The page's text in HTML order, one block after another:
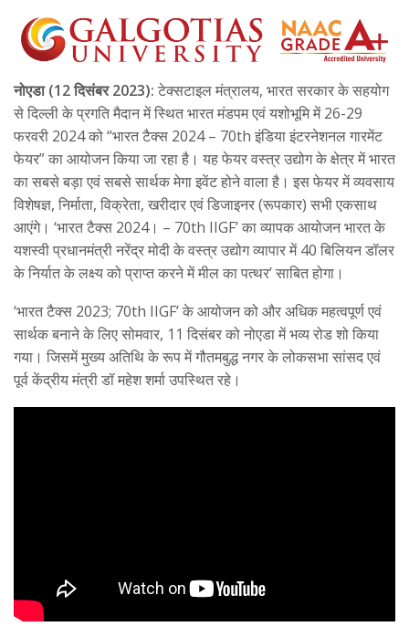
नोएडा (12 दिसंबर 2023): टेक्सटाइल मंत्रालय, भारत सरकार के सहयोग
से दिल्ली के प्रगति मैदान में स्थित भारत मंडपम एवं यशोभूमि में 26-29
फरवरी 2024 को “भारत टैक्स 2024 – 70th इंडिया इंटरनेशनल गारमेंट
फेयर” का आयोजन किया जा रहा है। यह फेयर वस्त्र उद्योग के क्षेत्र में भारत
का सबसे बड़ा एवं सबसे सार्थक मेगा इवेंट होने वाला है। इस फेयर में व्यवसाय
विशेषज्ञ, निर्माता, विक्रेता, खरीदार एवं डिजाइनर (रूपकार) सभी एकसाथ
आएंगे। ‘भारत टैक्स 2024। – 70th IIGF’ का व्यापक आयोजन भारत के
यशस्वी प्रधानमंत्री नरेंद्र मोदी के वस्त्र उद्योग व्यापार में 40 बिलियन डॉलर
के निर्यात के लक्ष्य को प्राप्त करने में मील का पत्थर’ साबित होगा।
‘भारत टैक्स 2023; 70th IIGF’ के आयोजन को और अधिक महत्वपूर्ण एवं
सार्थक बनाने के लिए सोमवार, 11 दिसंबर को नोएडा में भव्य रोड शो किया
गया। जिसमें मुख्य अतिथि के रूप में गौतमबुद्ध नगर के लोकसभा सांसद एवं
पूर्व केंद्रीय मंत्री डॉ महेश शर्मा उपस्थित रहे।